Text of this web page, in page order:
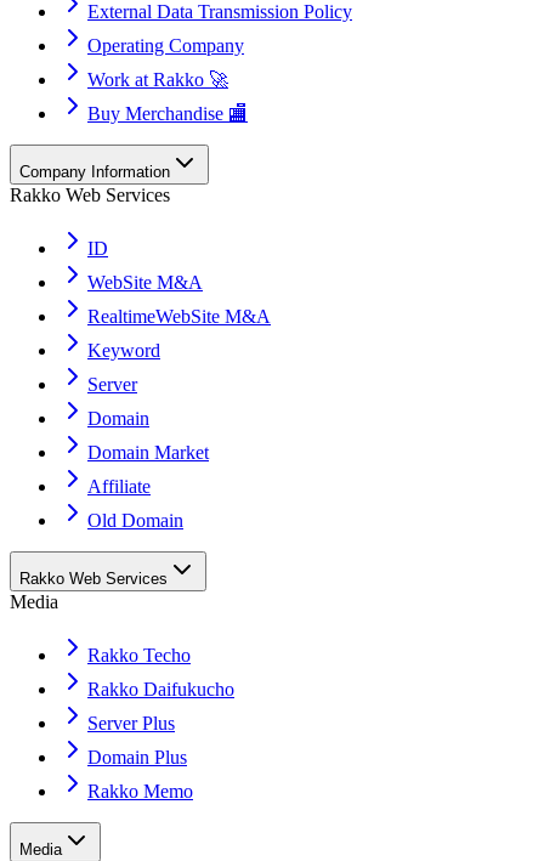
External Data Transmission Policy
Operating Company
Work at Rakko 🚀
Buy Merchandise 🏬
Company Information
Rakko Web Services
ID
WebSite M&A
RealtimeWebSite M&A
Keyword
Server
Domain
Domain Market
Affiliate
Old Domain
Rakko Web Services
Media
Rakko Techo
Rakko Daifukucho
Server Plus
Domain Plus
Rakko Memo
Media